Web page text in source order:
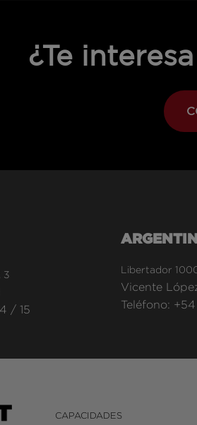
¿Te
3
/ 15
Libertador
Vicente
Teléfono: +54
CAPACIDADES